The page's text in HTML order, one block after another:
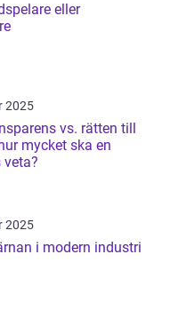
eller
2025
vs. rätten till
mycket ska en
veta?
2025
i modern industri